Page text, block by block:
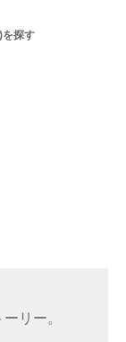
を探す
リー。